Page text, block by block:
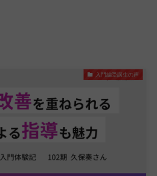
入門編受講生の声